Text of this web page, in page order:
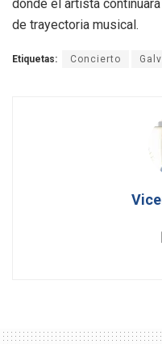
donde el artista
de trayectoria musical.
Etiquetas: Concierto